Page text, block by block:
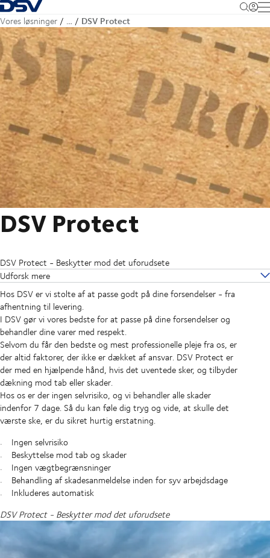
Tilbage til forsiden
Vores løsninger … DSV Protect
DSV Protect
DSV Protect - Beskytter mod det uforudsete
Udforsk mere
Hos DSV er vi stolte af at passe godt på dine forsendelser - fra
afhentning til levering.
I DSV gør vi vores bedste for at passe på dine forsendelser og
behandler dine varer med respekt.
Selvom du får den bedste og mest professionelle pleje fra os, er
der altid faktorer, der ikke er dækket af ansvar. DSV Protect er
der med en hjælpende hånd, hvis det uventede sker, og tilbyder
dækning mod tab eller skader.
Hos os er der ingen selvrisiko, og vi behandler alle skader
indenfor 7 dage. Så du kan føle dig tryg og vide, at skulle det
værste ske, er du sikret hurtig erstatning.
Ingen selvrisiko
Beskyttelse mod tab og skader
Ingen vægtbegrænsninger
Behandling af skadesanmeldelse inden for syv arbejdsdage
Inkluderes automatisk
DSV Protect - Beskytter mod det uforudsete